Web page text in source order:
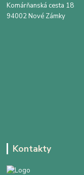
Komárňanská cesta 18
94002 Nové Zámky
Kontakty